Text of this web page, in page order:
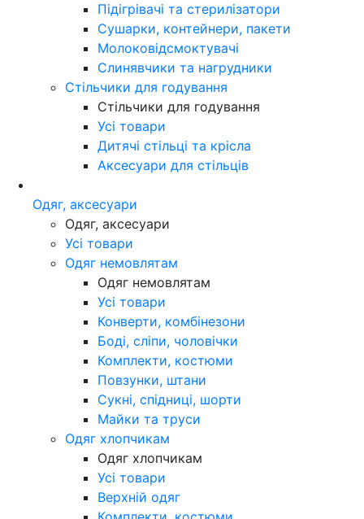
Підігрівачі та стерилізатори
Сушарки, контейнери, пакети
Молоковідсмоктувачі
Слинявчики та нагрудники
Стільчики для годування
Стільчики для годування
Усі товари
Дитячі стільці та крісла
Аксесуари для стільців
Одяг, аксесуари
Одяг, аксесуари
Усі товари
Одяг немовлятам
Одяг немовлятам
Усі товари
Конверти, комбінезони
Боді, сліпи, чоловічки
Комплекти, костюми
Повзунки, штани
Сукні, спідниці, шорти
Майки та труси
Одяг хлопчикам
Одяг хлопчикам
Усі товари
Верхній одяг